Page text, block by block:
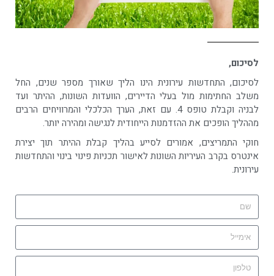
לסיכום,
לסיכום, התחדשות עירונית הינו הליך שאורך מספר שנים, החל
משלב החתימות מול בעלי הדיירים, הוועדות השונות, ההיתר ועד
לבניה וקבלת טופס 4. עם זאת, הערך הכלכלי והמרוויחים הרבים
מההליך הופכים את ההזדמנות הייחודית לנגישה ומהירה יותר.
חוקי התמריצים, אמורים לסייע בהליך קבלת ההיתר תוך יצירת
אינטרס בקרב העיריות השונות לאישור תכניות פינוי בינוי והתחדשות
עירונית.